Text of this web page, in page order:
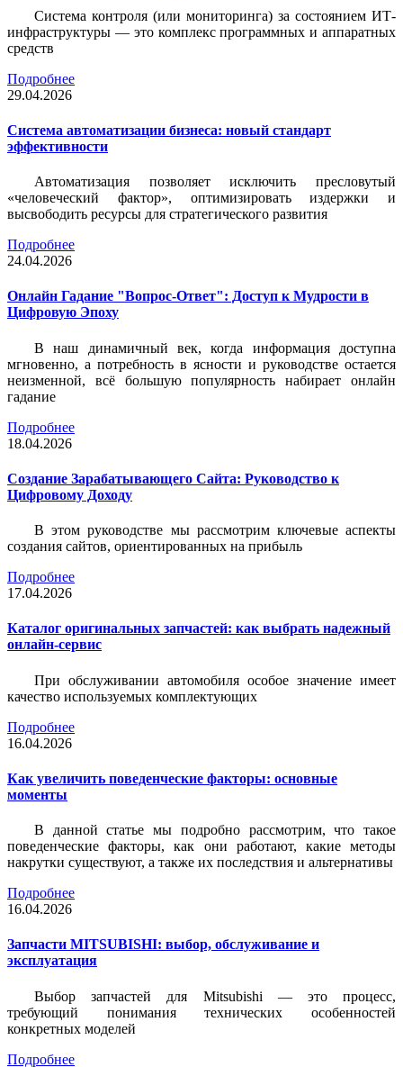
Система контроля (или мониторинга) за состоянием ИТ-
инфраструктуры — это комплекс программных и аппаратных
средств
Подробнее
29.04.2026
Система автоматизации бизнеса: новый стандарт
эффективности
Автоматизация позволяет исключить пресловутый
«человеческий фактор», оптимизировать издержки и
высвободить ресурсы для стратегического развития
Подробнее
24.04.2026
Онлайн Гадание "Вопрос-Ответ": Доступ к Мудрости в
Цифровую Эпоху
В наш динамичный век, когда информация доступна
мгновенно, а потребность в ясности и руководстве остается
неизменной, всё большую популярность набирает онлайн
гадание
Подробнее
18.04.2026
Создание Зарабатывающего Сайта: Руководство к
Цифровому Доходу
В этом руководстве мы рассмотрим ключевые аспекты
создания сайтов, ориентированных на прибыль
Подробнее
17.04.2026
Каталог оригинальных запчастей: как выбрать надежный
онлайн-сервис
При обслуживании автомобиля особое значение имеет
качество используемых комплектующих
Подробнее
16.04.2026
Как увеличить поведенческие факторы: основные
моменты
В данной статье мы подробно рассмотрим, что такое
поведенческие факторы, как они работают, какие методы
накрутки существуют, а также их последствия и альтернативы
Подробнее
16.04.2026
Запчасти MITSUBISHI: выбор, обслуживание и
эксплуатация
Выбор запчастей для Mitsubishi — это процесс,
требующий понимания технических особенностей
конкретных моделей
Подробнее